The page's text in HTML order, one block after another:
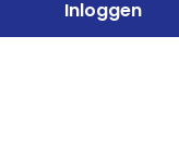
Inloggen